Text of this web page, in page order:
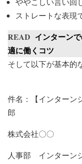
ストレートな表現
READ インターン
適に働くコツ
そして以下が基本的
件名：【インターン
郎
株式会社〇〇
人事部 インターン